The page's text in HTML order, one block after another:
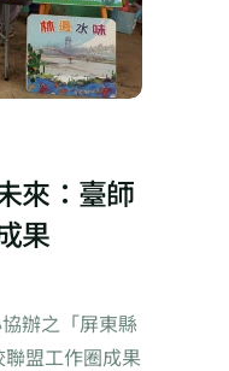
來：臺師
果
辦之「屏東縣
盟工作圈成果